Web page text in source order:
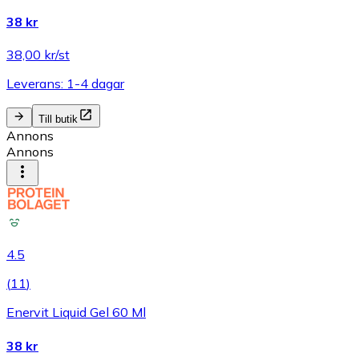
38 kr
38,00 kr/st
Leverans: 1-4 dagar
Till butik
Annons
Annons
4.5
(11)
Enervit Liquid Gel 60 Ml
38 kr